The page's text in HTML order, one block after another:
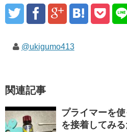
@ukigumo413
関連記事
プライマーを
を接着してみ